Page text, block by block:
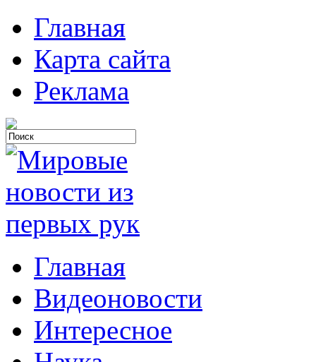
Главная
Карта сайта
Реклама
Главная
Видеоновости
Интересное